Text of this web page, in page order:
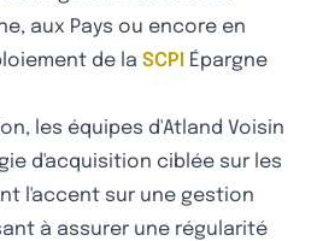
aux Pays ou encore en
de la SCPI
Épargne
les équipes d'Atland Voisin
d'acquisition ciblée sur les
l'accent sur une gestion
à assurer une régularité